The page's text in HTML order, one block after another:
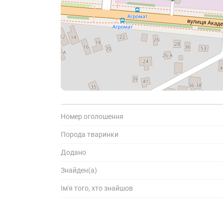
Номер оголошення
Порода тваринки
Додано
Знайден(а)
Ім'я того, хто знайшов